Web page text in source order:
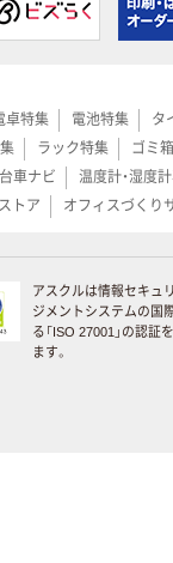
卓特集 電池特集
タ
ラック特集
ゴミ
台車ナビ
温度計・湿度
トア オフィスづくり
アスクルは情報セキュ
ジメントシステムの国
る「ISO 27001」の認証
ます。